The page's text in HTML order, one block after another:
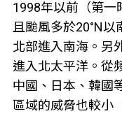
1998年以前（第一
且颱風多於20°N
北部進入南海。另
進入北太平洋。從
中國、日本、韓國
區域的威脅也較小